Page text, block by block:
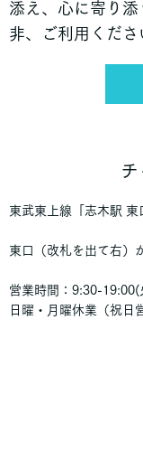
添え、心に寄り
非、ご利用くださ
東武東上線「志木駅 東
東口（改札を出て右）
営業時間：9:30-19:00(
日曜・月曜休業（祝日